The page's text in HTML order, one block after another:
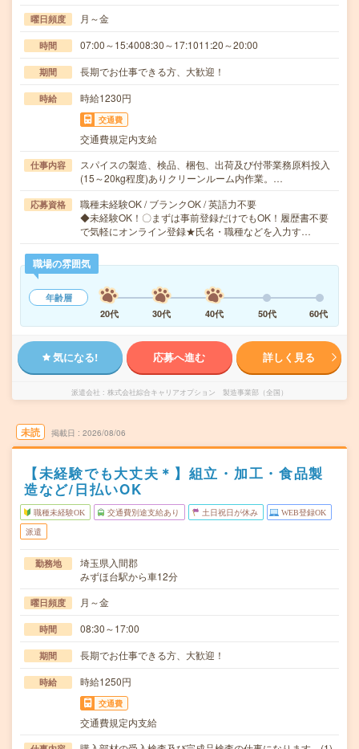
曜日頻度 月～金
時間 07:00～15:4008:30～17:1011:20～20:00
期間 長期でお仕事できる方、大歓迎！
時給 時給1230円
交通費
交通費規定内支給
仕事内容
スパイスの製造、検品、梱包、出荷及び付帯業務原料投入
(15～20kg程度)ありクリーンルーム内作業。…
応募資格
職種未経験OK / ブランクOK / 英語力不要
◆未経験OK！〇まずは事前登録だけでもOK！履歴書不要
で気軽にオンライン登録★氏名・職種などを入力す…
職場の雰囲気
年齢層
20代
30代 40代 50代 60代
気になる! 応募へ進む 詳しく見る
派遣会社 株式会社綜合キャリアオプション 製造事業部（全国）
未読 掲載日 2026/08/06
【未経験でも大丈夫＊】組立・加工・食品製
造など/日払いOK
職種未経験OK 交通費別途支給あり 土日祝日が休み WEB登録OK
派遣
勤務地
埼玉県入間郡
みずほ台駅から車12分
曜日頻度 月～金
時間 08:30～17:00
期間 長期でお仕事できる方、大歓迎！
時給 時給1250円
交通費
交通費規定内支給